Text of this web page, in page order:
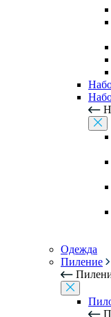
Одежда
Пиление